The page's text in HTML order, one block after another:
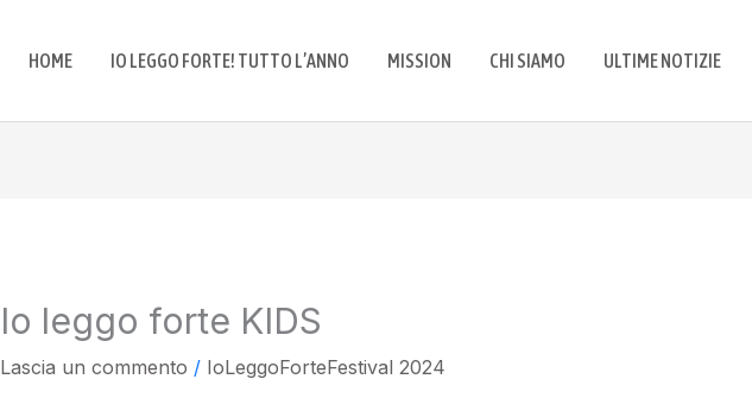
HOME IO LEGGO FORTE! TUTTO L’ANNO MISSION CHI SIAMO ULTIME NOTIZIE
Io leggo forte KIDS
Lascia un commento / IoLeggoForteFestival 2024